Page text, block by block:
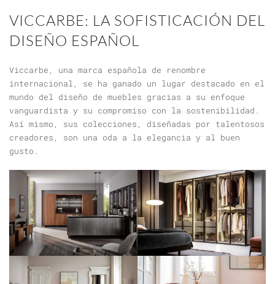
VICCARBE: LA SOFISTICACIÓN DEL
DISEÑO ESPAÑOL
Viccarbe, una marca española de renombre
internacional, se ha ganado un lugar destacado en el
mundo del diseño de muebles gracias a su enfoque
vanguardista y su compromiso con la sostenibilidad.
Así mismo, sus colecciones, diseñadas por talentosos
creadores, son una oda a la elegancia y al buen
gusto.